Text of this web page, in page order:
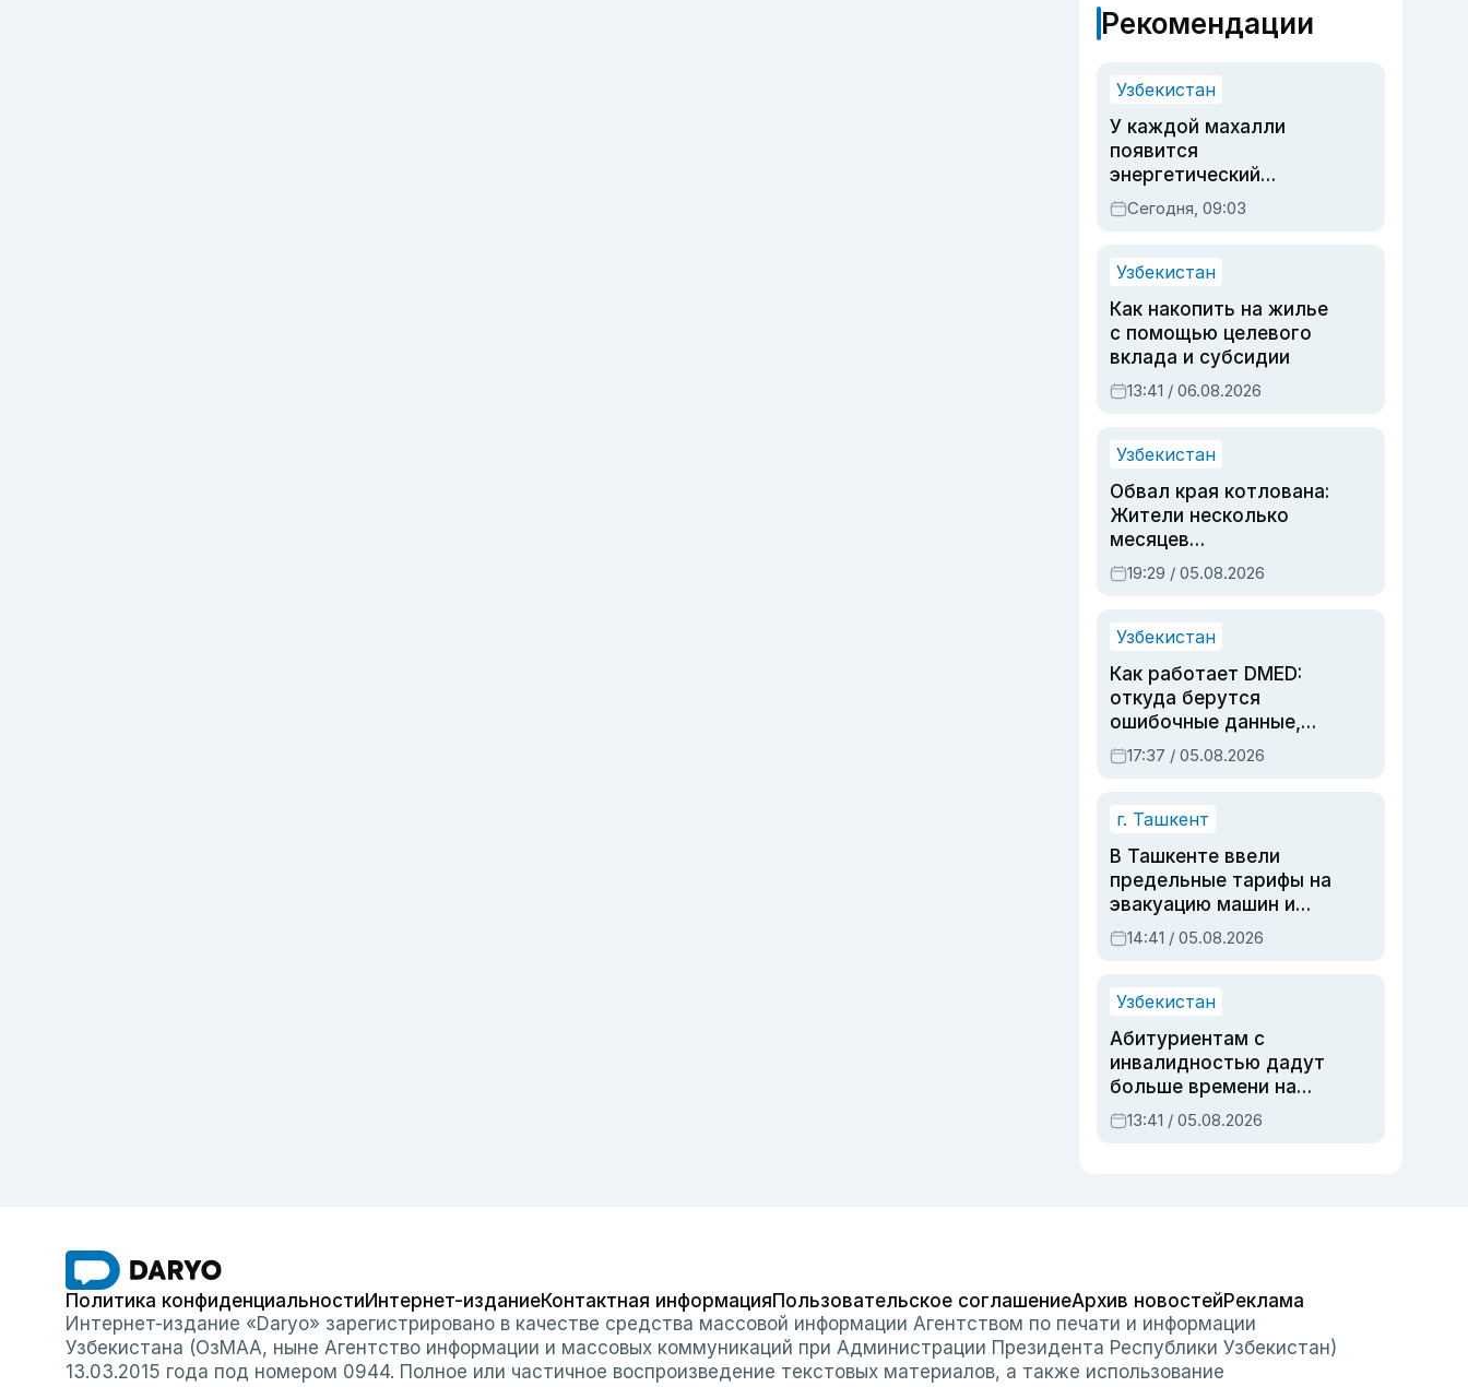
Рекомендации
Узбекистан
У каждой махалли
появится
энергетический
паспорт
Сегодня, 09:03
Узбекистан
Как накопить на жилье
с помощью целевого
вклада и субсидии
13:41 / 06.08.2026
Узбекистан
Обвал края котлована:
Жители несколько
месяцев
предупреждали об
опасности, но стройка
19:29 / 05.08.2026
Узбекистан
Как работает DMED:
откуда берутся
ошибочные данные,
дубли аккаунтов и
очереди по онлайн-
17:37 / 05.08.2026
г. Ташкент
В Ташкенте ввели
предельные тарифы на
эвакуацию машин и
штрафстоянки
14:41 / 05.08.2026
Узбекистан
Абитуриентам с
инвалидностью дадут
больше времени на
вступительных
экзаменах
13:41 / 05.08.2026
Политика конфиденциальностиИнтернет-изданиеКонтактная информацияПользовательское соглашениеАрхив новостейРеклама
Интернет-издание «Daryo» зарегистрировано в качестве средства массовой информации Агентством по печати и информации
Узбекистана (ОзМАА, ныне Агентство информации и массовых коммуникаций при Администрации Президента Республики Узбекистан)
13.03.2015 года под номером 0944. Полное или частичное воспроизведение текстовых материалов, а также использование